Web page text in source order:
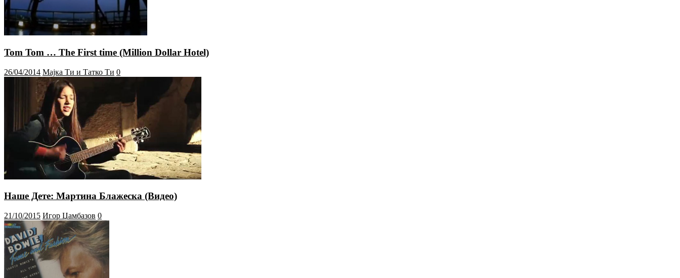
Tom Tom … The First time (Million Dollar Hotel)
26/04/2014 Мајка Ти и Татко Ти 0
Наше Дете: Мартина Блажеска (Видео)
21/10/2015 Игор Џамбазов 0